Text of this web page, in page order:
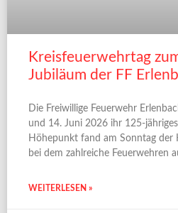
Kreisfeuerwehrtag
Jubiläum der FF
Die Freiwillige Feuerwehr
und 14. Juni 2026 ihr 125-
Höhepunkt fand am Sonntag der
bei dem zahlreiche Feuerwehren
WEITERLESEN »